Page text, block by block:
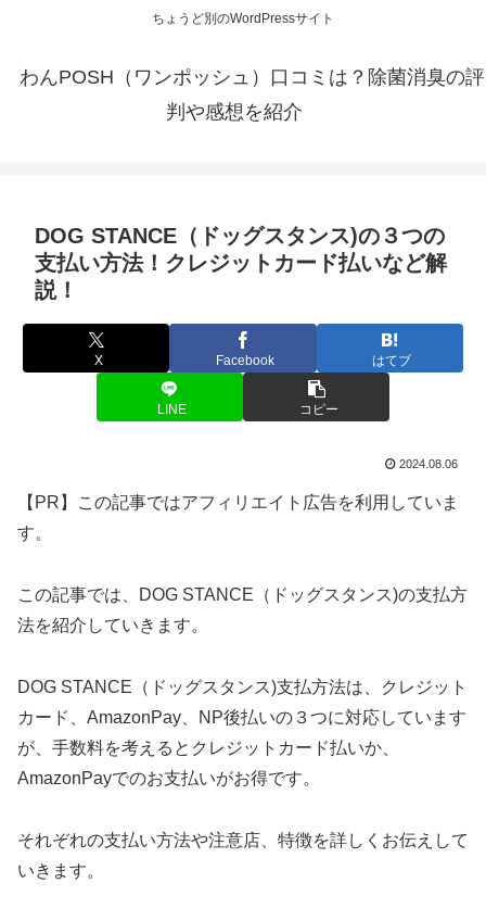
ちょうど別のWordPressサイト
わんPOSH（ワンポッシュ）口コミは？除菌消臭の評
判や感想を紹介
DOG STANCE（ドッグスタンス)の３つの
支払い方法！クレジットカード払いなど解
説！
X Facebook はてブ
LINE コピー
2024.08.06
【PR】この記事ではアフィリエイト広告を利用していま
す。
この記事では、DOG STANCE（ドッグスタンス)の支払方
法を紹介していきます。
DOG STANCE（ドッグスタンス)支払方法は、クレジット
カード、AmazonPay、NP後払いの３つに対応しています
が、手数料を考えるとクレジットカード払いか、
AmazonPayでのお支払いがお得です。
それぞれの支払い方法や注意店、特徴を詳しくお伝えして
いきます。